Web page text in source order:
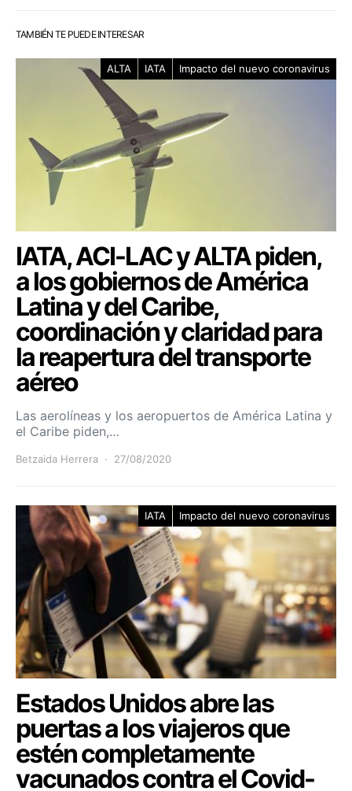
TAMBIÉN TE PUEDE INTERESAR
ALTA IATA Impacto del nuevo coronavirus
IATA, ACI-LAC y ALTA piden,
a los gobiernos de América
Latina y del Caribe,
coordinación y claridad para
la reapertura del transporte
aéreo
Las aerolíneas y los aeropuertos de América Latina y
el Caribe piden,…
Betzaida Herrera 27/08/2020
IATA Impacto del nuevo coronavirus
Estados Unidos abre las
puertas a los viajeros que
estén completamente
vacunados contra el Covid-